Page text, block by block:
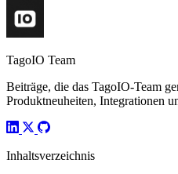
TagoIO Team
Beiträge, die das TagoIO-Team
Produktneuheiten, Integrationen
Inhaltsverzeichnis